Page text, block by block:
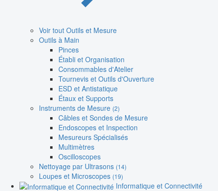
Voir tout Outils et Mesure
Outils à Main
Pinces
Établi et Organisation
Consommables d'Atelier
Tournevis et Outils d'Ouverture
ESD et Antistatique
Étaux et Supports
Instruments de Mesure (2)
Câbles et Sondes de Mesure
Endoscopes et Inspection
Mesureurs Spécialisés
Multimètres
Oscilloscopes
Nettoyage par Ultrasons (14)
Loupes et Microscopes (19)
Informatique et Connectivité